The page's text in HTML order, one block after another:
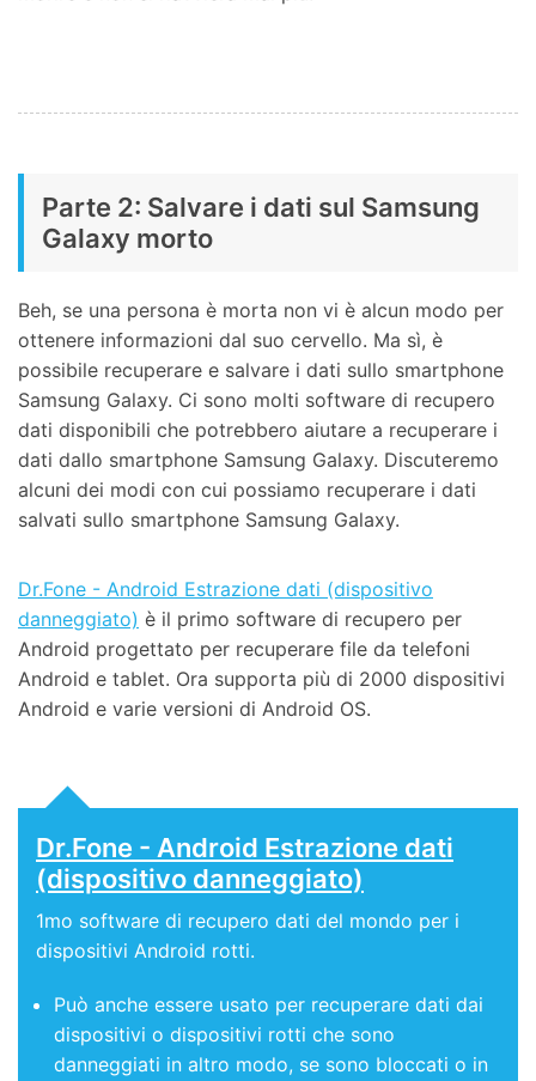
Parte 2: Salvare i dati sul Samsung
Galaxy morto
Beh, se una persona è morta non vi è alcun modo per
ottenere informazioni dal suo cervello. Ma sì, è
possibile recuperare e salvare i dati sullo smartphone
Samsung Galaxy. Ci sono molti software di recupero
dati disponibili che potrebbero aiutare a recuperare i
dati dallo smartphone Samsung Galaxy. Discuteremo
alcuni dei modi con cui possiamo recuperare i dati
salvati sullo smartphone Samsung Galaxy.
Dr.Fone - Android Estrazione dati (dispositivo
danneggiato) è il primo software di recupero per
Android progettato per recuperare file da telefoni
Android e tablet. Ora supporta più di 2000 dispositivi
Android e varie versioni di Android OS.
Dr.Fone - Android Estrazione dati
(dispositivo danneggiato)
1mo software di recupero dati del mondo per i
dispositivi Android rotti.
Può anche essere usato per recuperare dati dai
dispositivi o dispositivi rotti che sono
danneggiati in altro modo, se sono bloccati o in